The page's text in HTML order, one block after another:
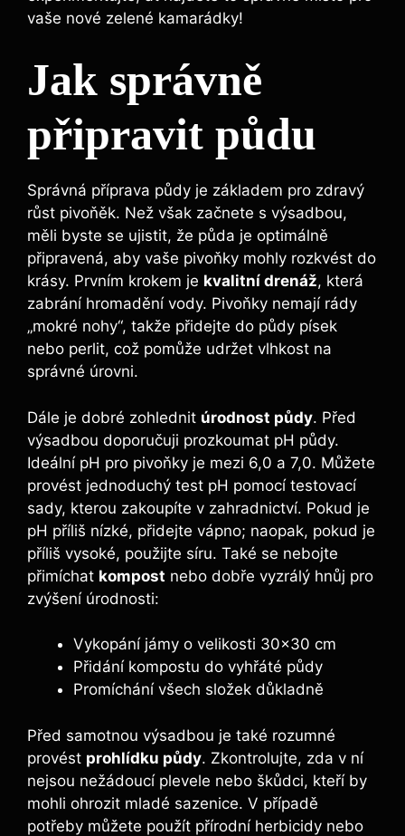
vaše nové zelené kamarádky!
Jak správně
připravit půdu
Správná příprava půdy je základem‍ pro zdravý
růst pivoňěk. Než však začnete s‌ výsadbou,
měli ​byste se ujistit, že půda je optimálně
připravená, aby vaše pivoňky mohly rozkvést‍ do
krásy. Prvním krokem je kvalitní drenáž, která
zabrání‌ hromadění vody.⁤ Pivoňky nemají rády
⁢„mokré nohy“, takže přidejte do půdy písek
nebo ‍perlit,⁤ což ​pomůže udržet vlhkost na
správné úrovni.
Dále je dobré zohlednit úrodnost půdy. Před
⁢výsadbou⁣ doporučuji prozkoumat pH půdy.
Ideální ⁢pH pro pivoňky je⁢ mezi 6,0 a 7,0. Můžete
⁢provést jednoduchý test pH pomocí testovací
sady, kterou zakoupíte v zahradnictví. Pokud je
pH příliš nízké, přidejte vápno; naopak, pokud je
příliš vysoké, použijte síru. Také se nebojte
přimíchat kompost nebo dobře vyzrálý hnůj pro
zvýšení úrodnosti:
Vykopání jámy ⁤o velikosti 30×30 cm
Přidání kompostu do vyhřáté půdy
Promíchání všech složek důkladně
Před samotnou výsadbou je také rozumné
provést prohlídku půdy. Zkontrolujte, zda v ní
nejsou nežádoucí plevele nebo škůdci, kteří ⁢by
mohli ohrozit‍ mladé sazenice. V případě
‍potřeby můžete použít přírodní herbicidy nebo‍